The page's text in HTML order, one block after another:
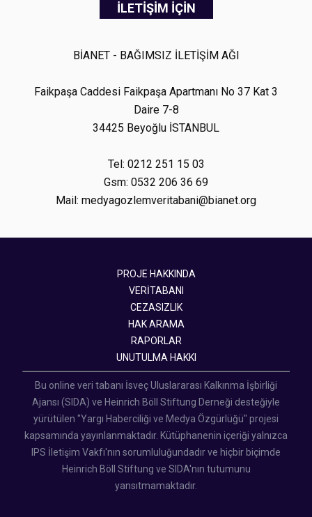
İLETİŞİM İÇİN
BİANET - BAĞIMSIZ İLETİŞİM AĞI
Faikpaşa Caddesi Faikpaşa Apartmanı No 37 Kat 3
Daire 7-8
34425 Beyoğlu İSTANBUL
Tel: 0212 251 15 03
Gsm: 0532 206 36 69
Mail: medyagozlemveritabani@bianet.org
PROJE HAKKINDA
VERİTABANI
CEZASIZLIK
HAK ARAMA
RAPORLAR
UNUTULMA HAKKI
Bu online veri tabanı İsveç Uluslararası Kalkınma İşbirliği
Ajansı (SIDA) ve Heinrich Böll Stiftung Derneği desteğiyle
yürütülen "Yargı Haberciliği ve Medya Özgürlüğü" projesi
kapsamında yayınlanmaktadır. Kütüphanenin içeriği yalnızca
IPS İletişim Vakfı'nın sorumluluğundadır ve hiçbir biçimde
Heinrich Böll Stiftung ve SIDA'nın tutumunu
yansıtmamaktadır.